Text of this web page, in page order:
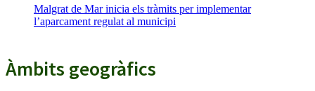
Malgrat de Mar inicia els tràmits per implementar
l’aparcament regulat al municipi
Àmbits geogràfics